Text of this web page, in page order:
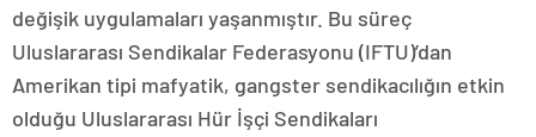
değişik uygulamaları yaşanmıştır. Bu süreç
Uluslararası Sendikalar Federasyonu (IFTU)’dan
Amerikan tipi mafyatik, gangster sendikacılığın etkin
olduğu Uluslararası Hür İşçi Sendikaları